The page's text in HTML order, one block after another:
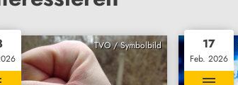
TVO / Symbolbild 17
Feb. 2026